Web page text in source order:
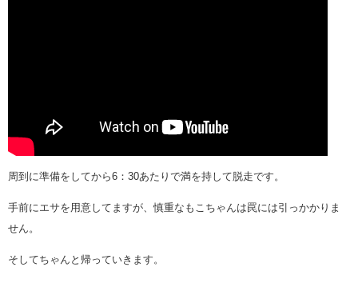
周到に準備をしてから6：30あたりで満を持して脱走です。
手前にエサを用意してますが、慎重なもこちゃんは罠には引っかかりま
せん。
そしてちゃんと帰っていきます。